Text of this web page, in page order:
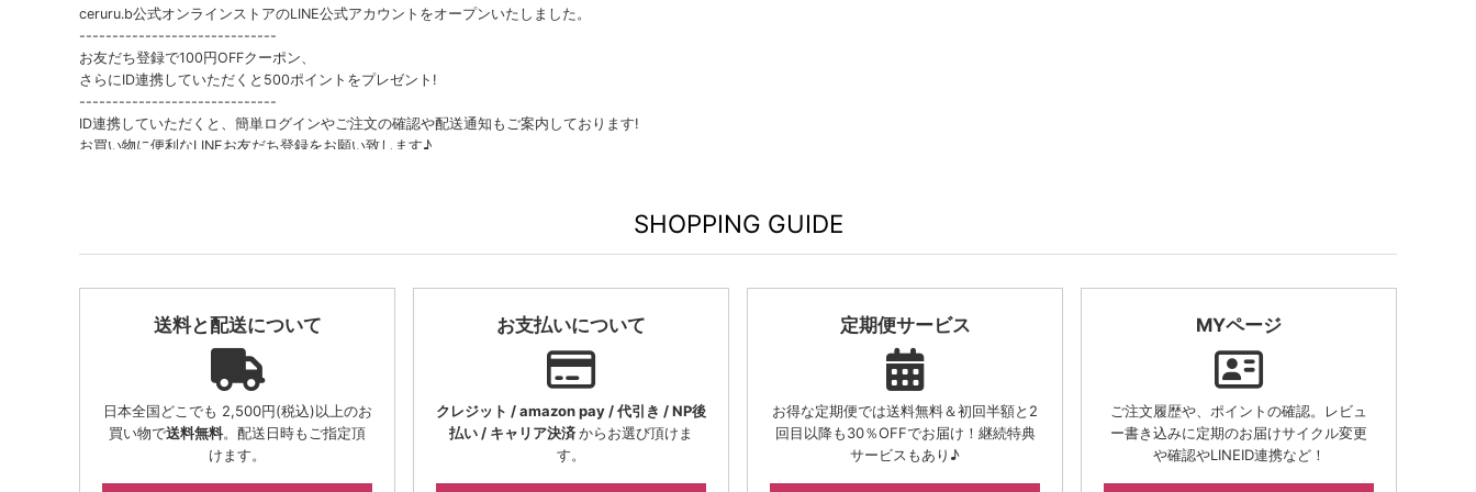
ceruru.b公式オンラインストアのLINE公式アカウントをオープンいたしました。
------------------------------
お友だち登録で100円OFFクーポン、
さらにID連携していただくと500ポイントをプレゼント!
------------------------------
ID連携していただくと、簡単ログインやご注文の確認や配送通知もご案内しております!
お買い物に便利なLINEお友だち登録をお願い致します♪
SHOPPING GUIDE
送料と配送について
日本全国どこでも 2,500円(税込)以上のお
買い物で送料無料。配送日時もご指定頂
けます。
お支払いについて
クレジット / amazon pay / 代引き / NP後
払い / キャリア決済からお選び頂けま
す。
定期便サービス
お得な定期便では送料無料＆初回半額と2
回目以降も30％OFFでお届け！継続特典
サービスもあり♪
MYページ
ご注文履歴や、ポイントの確認。レビュ
ー書き込みに定期のお届けサイクル変更
や確認やLINEID連携など！